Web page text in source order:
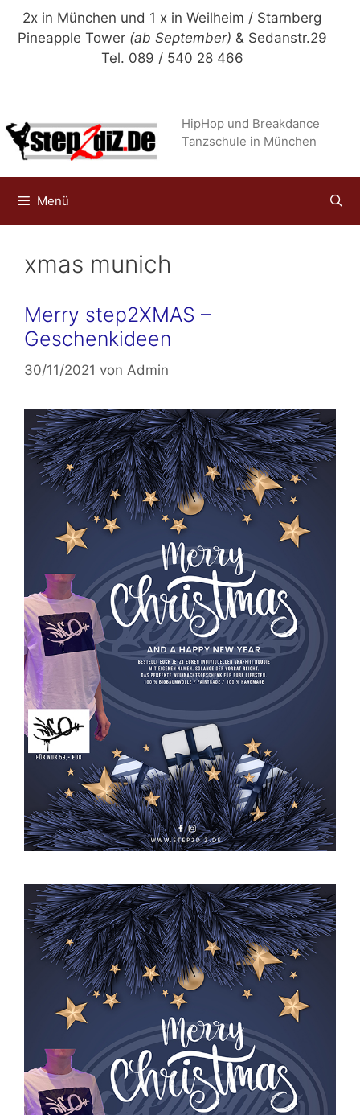
Zum
Inhalt
2x in München und 1 x in Weilheim / Starnberg
Pineapple Tower (ab September) & Sedanstr.29
Tel. 089 / 540 28 466
HipHop und Breakdance
Tanzschule in München
Menü
xmas munich
Merry step2XMAS –
Geschenkideen
30/11/2021 von Admin